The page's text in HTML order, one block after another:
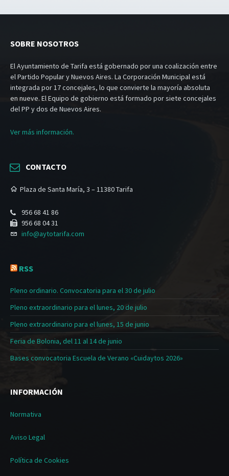
SOBRE NOSOTROS
El Ayuntamiento de Tarifa está gobernado por una coalización entre
el Partido Popular y Nuevos Aires. La Corporación Municipal está
integrada por 17 concejales, lo que convierte la mayoría absoluta
en nueve. El Equipo de gobierno está formado por siete concejales
del PP y dos de Nuevos Aires.
Ver más información.
CONTACTO
Plaza de Santa María, 3 – 11380 Tarifa
956 68 41 86
956 68 04 31
info@aytotarifa.com
RSS
Pleno ordinario. Convocatoria para el 30 de julio
Pleno extraordinario para el lunes, 20 de julio
Pleno extraordinario para el lunes, 15 de junio
Feria de Bolonia, del 11 al 14 de junio
Bases convocatoria Escuela de Verano «Cuidaytos 2026»
INFORMACIÓN
Normativa
Aviso Legal
Política de Cookies